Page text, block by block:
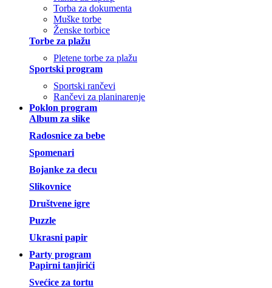
Torba za dokumenta
Muške torbe
Ženske torbice
Torbe za plažu
Pletene torbe za plažu
Sportski program
Sportski rančevi
Rančevi za planinarenje
Poklon program
Album za slike
Radosnice za bebe
Spomenari
Bojanke za decu
Slikovnice
Društvene igre
Puzzle
Ukrasni papir
Party program
Papirni tanjirići
Svećice za tortu